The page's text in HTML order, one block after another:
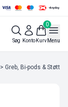
Søg Konto
0
KurvMenu
> Greb, Bi-pods &